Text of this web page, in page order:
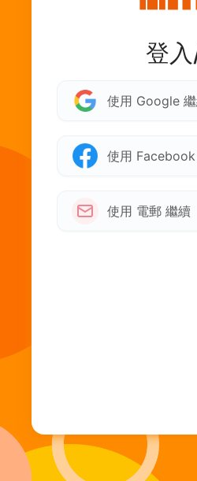
登
使用 Google
使用
使用 電郵 繼續